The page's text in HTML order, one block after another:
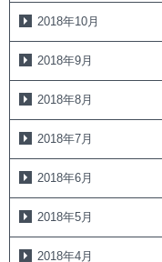
2018年10月
2018年9月
2018年8月
2018年7月
2018年6月
2018年5月
2018年4月